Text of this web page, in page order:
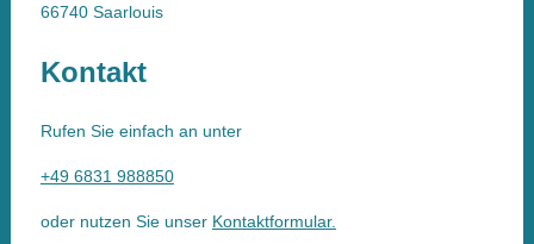
66740 Saarlouis
Kontakt
Rufen Sie einfach an unter
+49 6831 988850
oder nutzen Sie unser Kontaktformular.